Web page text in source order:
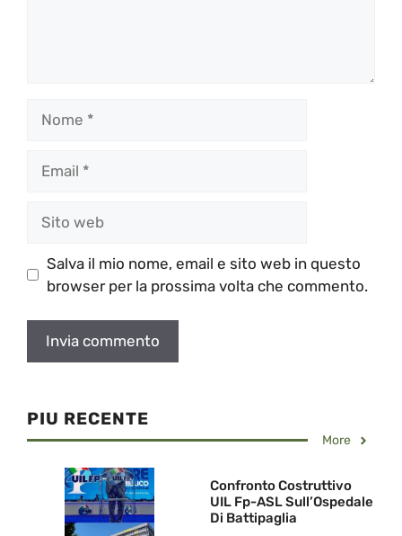
web
Salva il mio nome, email e sito web in questo
browser per la prossima volta che commento.
PIU RECENTE
More
Confronto Costruttivo
UIL Fp-ASL Sull’Ospedale
Di Battipaglia